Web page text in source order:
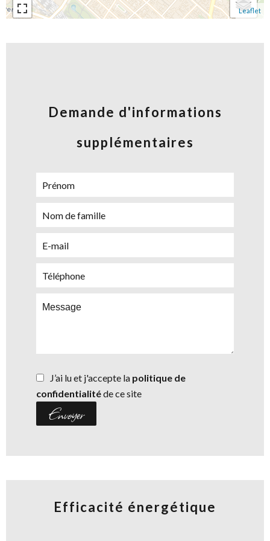
Leaflet
Demande d'informations
supplémentaires
J’ai lu et j'accepte la politique de
confidentialitéde ce site
Envoyer
Efficacité énergétique